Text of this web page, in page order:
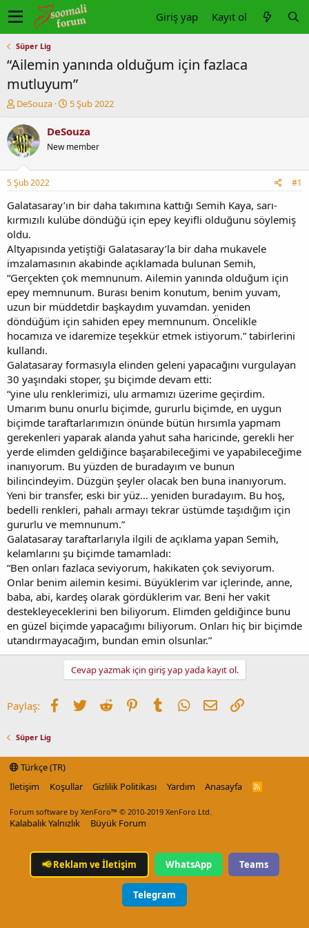
Giriş yap Kayıt ol
Süper Lig
“Ailemin yanında olduğum için fazlaca
mutluyum”
K
n
u
y
b
a
ş
a
t
a
n
DeSouza
B
ş
a
ç
t
a
i
h
i
5 Şub 2022
DeSouza
New member
5 Şub 2022 #1
Galatasaray’ın bir daha takımına kattığı Semih Kaya, sarı-
kırmızılı kulübe döndüğü için epey keyifli olduğunu söylemiş
oldu.
Altyapısında yetiştiği Galatasaray’la bir daha mukavele
imzalamasının akabinde açıklamada bulunan Semih,
“Gerçekten çok memnunum. Ailemin yanında olduğum için
epey memnunum. Burası benim konutum, benim yuvam,
uzun bir müddetdir başkaydım yuvamdan. yeniden
döndüğüm için sahiden epey memnunum. Öncelikle
hocamıza ve idaremize teşekkür etmek istiyorum.” tabirlerini
kullandı.
Galatasaray formasıyla elinden geleni yapacağını vurgulayan
30 yaşındaki stoper, şu biçimde devam etti:
“yine ulu renklerimizi, ulu armamızı üzerime geçirdim.
Umarım bunu onurlu biçimde, gururlu biçimde, en uygun
biçimde taraftarlarımızın önünde bütün hırsımla yapmam
gerekenleri yaparak alanda yahut saha haricinde, gerekli her
yerde elimden geldiğince başarabileceğimi ve yapabileceğime
inanıyorum. Bu yüzden de buradayım ve bunun
bilincindeyim. Düzgün şeyler olacak ben buna inanıyorum.
Yeni bir transfer, eski bir yüz… yeniden buradayım. Bu hoş,
bedelli renkleri, pahalı armayı tekrar üstümde taşıdığım için
gururlu ve memnunum.”
Galatasaray taraftarlarıyla ilgili de açıklama yapan Semih,
kelamlarını şu biçimde tamamladı:
“Ben onları fazlaca seviyorum, hakikaten çok seviyorum.
Onlar benim ailemin kesimi. Büyüklerim var içlerinde, anne,
baba, abi, kardeş olarak gördüklerim var. Beni her vakit
destekleyeceklerini ben biliyorum. Elimden geldiğince bunu
en güzel biçimde yapacağımı biliyorum. Onları hiç bir biçimde
utandırmayacağım, bundan emin olsunlar.”
Cevap yazmak için giriş yap yada kayıt ol.
Paylaş: Facebook
TwitterReddit PinterestTumblrWhatsApp
E-postaLink
Süper Lig
Türkçe (TR)
İletişim
Koşullar Gizlilik Politikası Yardım Anasayfa
R
Forum software by XenForo™ © 2010-2019 XenForo Ltd.
Kalabalık Yalnızlık Büyük Forum
📢Reklam ve İletişim WhatsApp Teams
Telegram